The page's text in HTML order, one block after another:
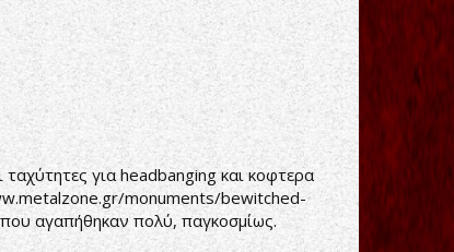
για headbanging και κοφτερα
monuments/bewitched-
αγαπήθηκαν πολύ, παγκοσμίως.